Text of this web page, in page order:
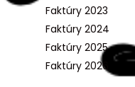
Faktúry 2023
Faktúry 2024
Faktúry 2025
Faktúry 2026